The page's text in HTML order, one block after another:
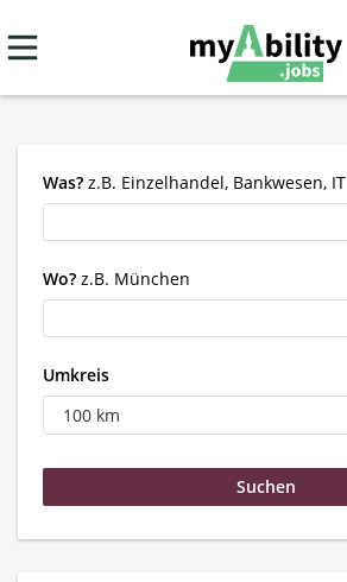
Was? z.B. Einzelhandel, Bankwesen, IT
Wo? z.B. München
Umkreis